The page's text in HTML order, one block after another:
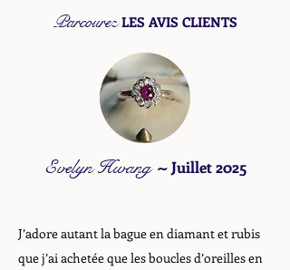
Parcourez LES AVIS CLIENTS
Evelyn Hwang ~Juillet 2025
J’adore autant la bague en diamant et rubis
que j’ai achetée que les boucles d’oreilles en